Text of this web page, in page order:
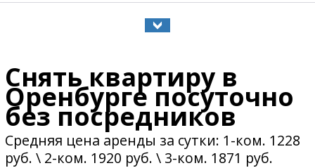
Снять квартиру в
Оренбурге посуточно
без посредников
Средняя цена аренды за сутки: 1-ком. 1228
руб. \ 2-ком. 1920 руб. \ 3-ком. 1871 руб.